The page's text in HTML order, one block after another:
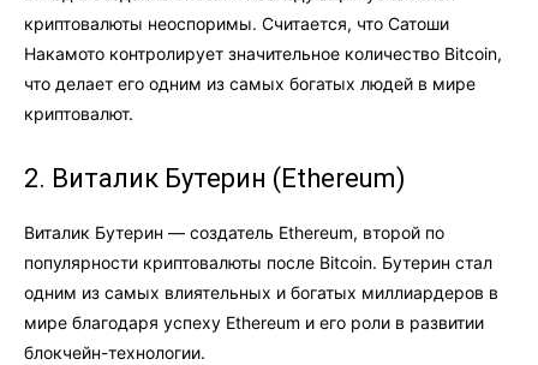
криптовалюты неоспоримы. Считается, что Сатоши
Накамото контролирует значительное количество Bitcoin,
что делает его одним из самых богатых людей в мире
криптовалют.
2. Виталик Бутерин (Ethereum)
Виталик Бутерин — создатель Ethereum, второй по
популярности криптовалюты после Bitcoin. Бутерин стал
одним из самых влиятельных и богатых миллиардеров в
мире благодаря успеху Ethereum и его роли в развитии
блокчейн-технологии.